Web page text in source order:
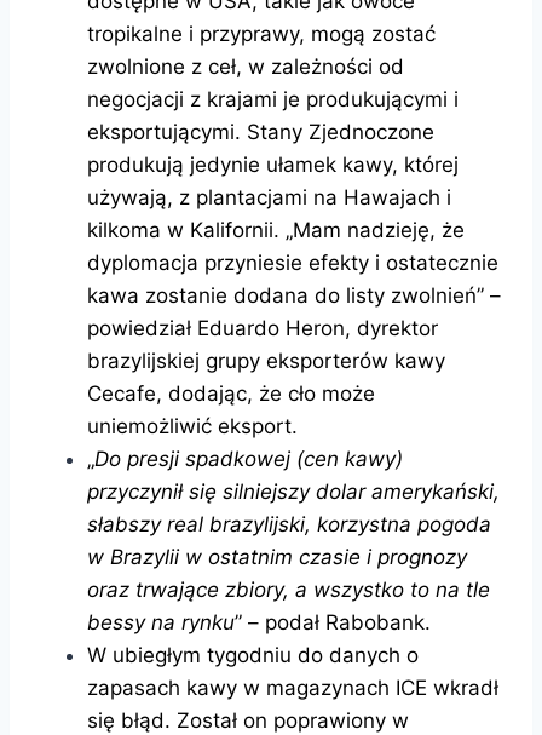
tropikalne i przyprawy, mogą zostać
zwolnione z ceł, w zależności od
negocjacji z krajami je produkującymi i
eksportującymi. Stany Zjednoczone
produkują jedynie ułamek kawy, której
używają, z plantacjami na Hawajach i
kilkoma w Kalifornii. „Mam nadzieję, że
dyplomacja przyniesie efekty i ostatecznie
kawa zostanie dodana do listy zwolnień” –
powiedział Eduardo Heron, dyrektor
brazylijskiej grupy eksporterów kawy
Cecafe, dodając, że cło może
uniemożliwić eksport.
„Do presji spadkowej (cen kawy)
przyczynił się silniejszy dolar amerykański,
słabszy real brazylijski, korzystna pogoda
w Brazylii w ostatnim czasie i prognozy
oraz trwające zbiory, a wszystko to na tle
bessy na rynku” – podał Rabobank.
W ubiegłym tygodniu do danych o
zapasach kawy w magazynach ICE wkradł
się błąd. Został on poprawiony w